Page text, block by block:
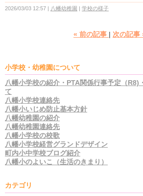
2026/03/03 12:57 八幡幼稚園 学校の様子
« 前の記事 次の記事
小学校・幼稚園について
八幡小学校の紹介・PTA関係行事予定（R8)
て
八幡小学校連絡先
八幡小いじめ防止基本方針
八幡幼稚園の紹介
八幡幼稚園連絡先
八幡小学校の校歌
八幡小学校経営グランドデザイン
町内小中学校ブログ紹介
八幡小のよいこ（生活のきまり）
カテゴリ